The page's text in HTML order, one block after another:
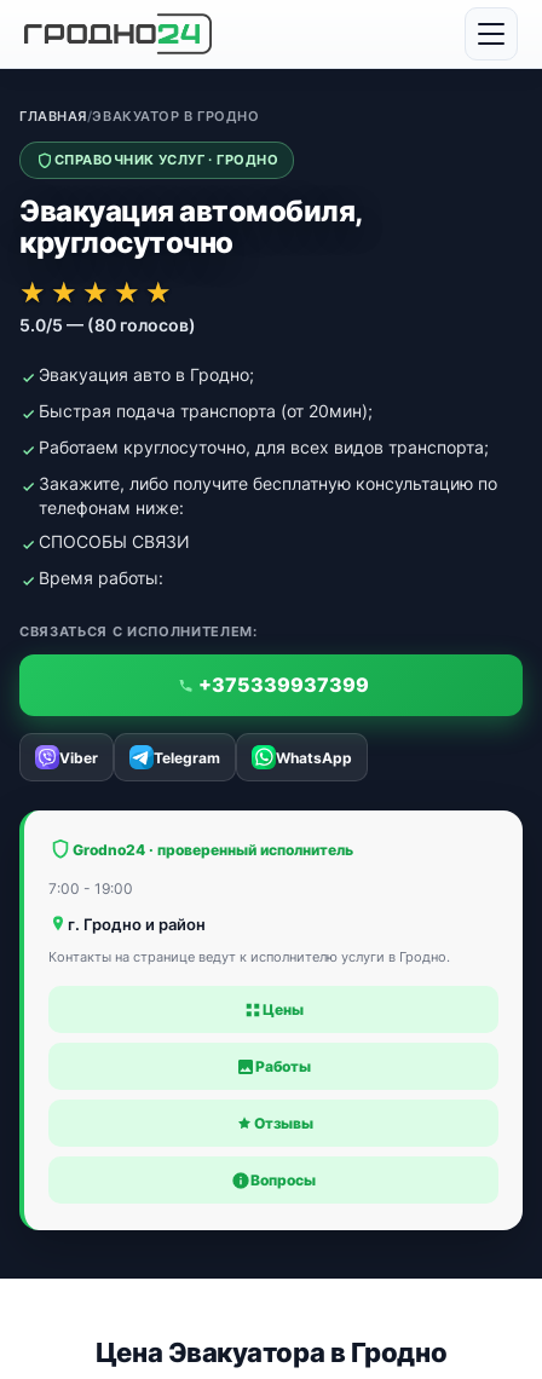
ГЛАВНАЯ/ЭВАКУАТОР В ГРОДНО
СПРАВОЧНИК УСЛУГ · ГРОДНО
Эвакуация автомобиля,
круглосуточно
★★★★★
★★★★★
★ ★ ★ ★ ★
5.0/5 — (80 голосов)
Эвакуация авто в Гродно;
Быстрая подача транспорта (от 20мин);
Работаем круглосуточно, для всех видов транспорта;
Закажите, либо получите бесплатную консультацию по
телефонам ниже:
СПОСОБЫ СВЯЗИ
Время работы:
СВЯЗАТЬСЯ С ИСПОЛНИТЕЛЕМ:
+375339937399
Viber Telegram WhatsApp
Grodno24 · проверенный исполнитель
7:00 - 19:00
г. Гродно и район
Контакты на странице ведут к исполнителю услуги в Гродно.
Цены
Работы
Отзывы
Вопросы
Цена Эвакуатора в Гродно